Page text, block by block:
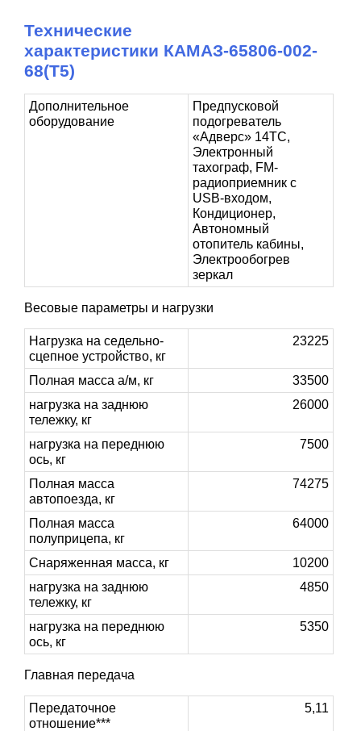
Технические
характеристики КАМАЗ-65806-002-
68(T5)
Дополнительное
оборудование
Предпусковой
подогреватель
«Адверс» 14ТС,
Электронный
тахограф, FM-
радиоприемник с
USB-входом,
Кондиционер,
Автономный
отопитель кабины,
Электрообогрев
зеркал
Весовые параметры и нагрузки
Нагрузка на седельно-
сцепное устройство, кг
23225
Полная масса а/м, кг
33500
нагрузка на заднюю
тележку, кг
26000
нагрузка на переднюю
ось, кг
7500
Полная масса
автопоезда, кг
74275
Полная масса
полуприцепа, кг
64000
Снаряженная масса, кг
10200
нагрузка на заднюю
тележку, кг
4850
нагрузка на переднюю
ось, кг
5350
Главная передача
Передаточное
отношение***
5,11